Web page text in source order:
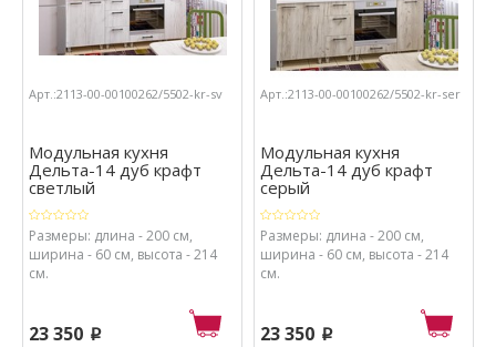
Арт.:2113-00-00100262/5502-kr-sv
Модульная кухня
Дельта-14 дуб крафт
светлый
Размеры: длина - 200 см,
ширина - 60 см, высота - 214
см.
23 350 p
Арт.:2113-00-00100262/5502-kr-ser
Модульная кухня
Дельта-14 дуб крафт
серый
Размеры: длина - 200 см,
ширина - 60 см, высота - 214
см.
23 350 p